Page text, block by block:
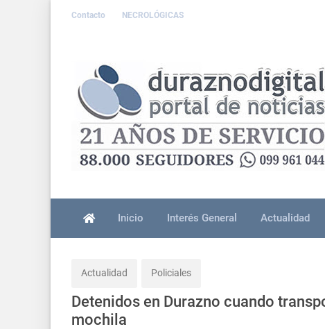
Contacto NECROLÓGICAS
Inicio Interés General Actualidad
Actualidad Policiales
Detenidos en Durazno cuando
mochila